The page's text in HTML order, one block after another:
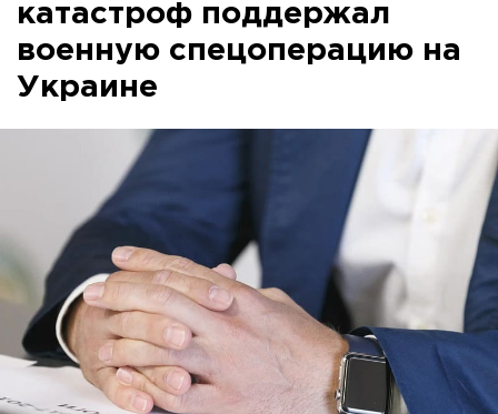
катастроф поддержал
военную спецоперацию на
Украине